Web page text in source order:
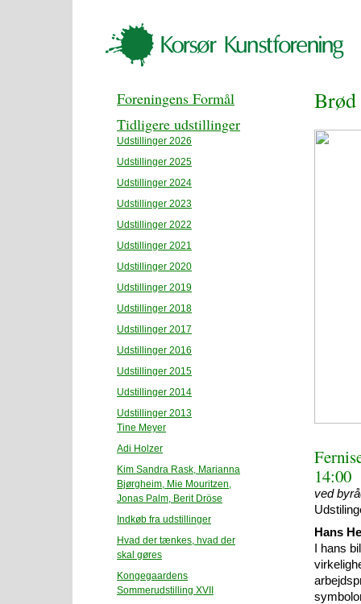
Foreningens Formål
Tidligere udstillinger
Udstillinger 2026
Udstillinger 2025
Udstillinger 2024
Udstillinger 2023
Udstillinger 2022
Udstillinger 2021
Udstillinger 2020
Udstillinger 2019
Udstillinger 2018
Udstillinger 2017
Udstillinger 2016
Udstillinger 2015
Udstillinger 2014
Udstillinger 2013
Tine Meyer
Adi Holzer
Kim Sandra Rask, Marianna
Bjørgheim, Mie Mouritzen,
Jonas Palm, Berit Dröse
Indkøb fra udstillinger
Hvad der tænkes, hvad der
skal gøres
Kongegaardens
Sommerudstilling XVII
14:00
ved
Hans
I hans